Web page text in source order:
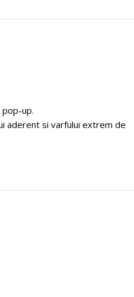
up.
aderent si varfului extrem de